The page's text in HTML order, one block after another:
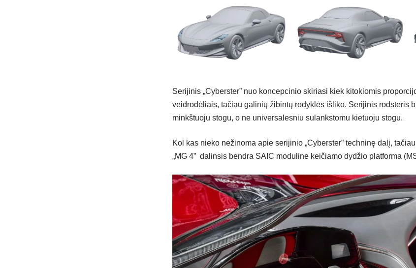
Serijinis „Cyberster” nuo koncepcinio skiriasi kiek kitokiomis
veidrodėliais, tačiau galinių žibintų rodyklės išliko. Serijinis rodsteris
minkštuoju stogu, o ne universalesniu sulankstomu kietuoju stogu.
Kol kas nieko nežinoma apie serijinio „Cyberster” techninę dalį,
„MG 4” dalinsis bendra SAIC moduline keičiamo dydžio platforma